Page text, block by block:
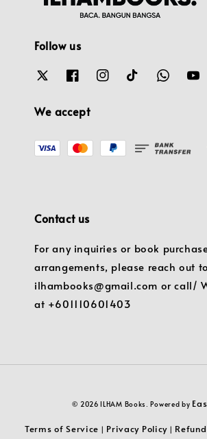
Follow us
We accept
Contact us
For any inquiries or book
arrangements, please reach out
ilhambooks@gmail.com or call/
at +601110601403
© 2026 ILHAM Books. Powered by
Terms of Service | Privacy Policy |